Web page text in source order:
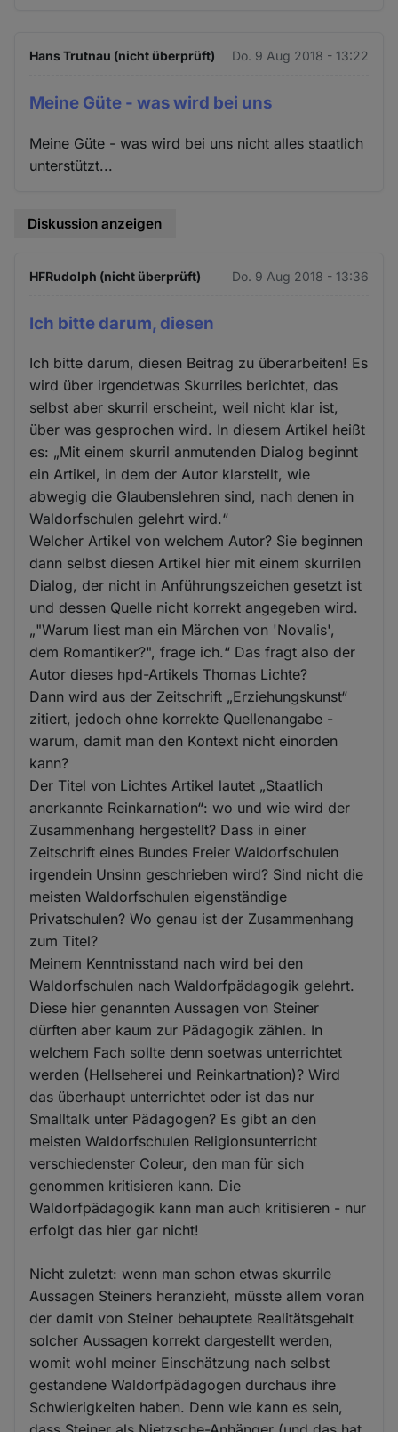
Hans Trutnau (nicht überprüft) Do. 9 Aug 2018 - 13:22
Meine Güte - was wird bei uns
Meine Güte - was wird bei uns nicht alles staatlich
unterstützt...
Diskussion anzeigen
HFRudolph (nicht überprüft) Do. 9 Aug 2018 - 13:36
Ich bitte darum, diesen
Ich bitte darum, diesen Beitrag zu überarbeiten! Es
wird über irgendetwas Skurriles berichtet, das
selbst aber skurril erscheint, weil nicht klar ist,
über was gesprochen wird. In diesem Artikel heißt
es: „Mit einem skurril anmutenden Dialog beginnt
ein Artikel, in dem der Autor klarstellt, wie
abwegig die Glaubenslehren sind, nach denen in
Waldorfschulen gelehrt wird.“
Welcher Artikel von welchem Autor? Sie beginnen
dann selbst diesen Artikel hier mit einem skurrilen
Dialog, der nicht in Anführungszeichen gesetzt ist
und dessen Quelle nicht korrekt angegeben wird.
„"Warum liest man ein Märchen von 'Novalis',
dem Romantiker?", frage ich.“ Das fragt also der
Autor dieses hpd-Artikels Thomas Lichte?
Dann wird aus der Zeitschrift „Erziehungskunst“
zitiert, jedoch ohne korrekte Quellenangabe -
warum, damit man den Kontext nicht einorden
kann?
Der Titel von Lichtes Artikel lautet „Staatlich
anerkannte Reinkarnation“: wo und wie wird der
Zusammenhang hergestellt? Dass in einer
Zeitschrift eines Bundes Freier Waldorfschulen
irgendein Unsinn geschrieben wird? Sind nicht die
meisten Waldorfschulen eigenständige
Privatschulen? Wo genau ist der Zusammenhang
zum Titel?
Meinem Kenntnisstand nach wird bei den
Waldorfschulen nach Waldorfpädagogik gelehrt.
Diese hier genannten Aussagen von Steiner
dürften aber kaum zur Pädagogik zählen. In
welchem Fach sollte denn soetwas unterrichtet
werden (Hellseherei und Reinkartnation)? Wird
das überhaupt unterrichtet oder ist das nur
Smalltalk unter Pädagogen? Es gibt an den
meisten Waldorfschulen Religionsunterricht
verschiedenster Coleur, den man für sich
genommen kritisieren kann. Die
Waldorfpädagogik kann man auch kritisieren - nur
erfolgt das hier gar nicht!
Nicht zuletzt: wenn man schon etwas skurrile
Aussagen Steiners heranzieht, müsste allem voran
der damit von Steiner behauptete Realitätsgehalt
solcher Aussagen korrekt dargestellt werden,
womit wohl meiner Einschätzung nach selbst
gestandene Waldorfpädagogen durchaus ihre
Schwierigkeiten haben. Denn wie kann es sein,